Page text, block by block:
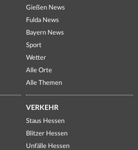
Gießen News
Fulda News
Bayern News
Sport
Wetter
Alle Orte
Alle Themen
VERKEHR
Staus Hessen
Blitzer Hessen
Unfälle Hessen